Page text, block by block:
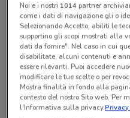
Noi e i nostri 1014partner
come i dati di navigazione gli o
Selezionando Accetto, abiliti le
supportino gli scopi mostrati alla
dati da fornire". Nel caso in cui
disabilitate, alcuni contenuti e
essere rilevanti. Puoi accedere
modificare le tue scelte o per
Mostra finalità in fondo alla
contesto del nostro Sito web. Per
l'Informativa sulla privacy.